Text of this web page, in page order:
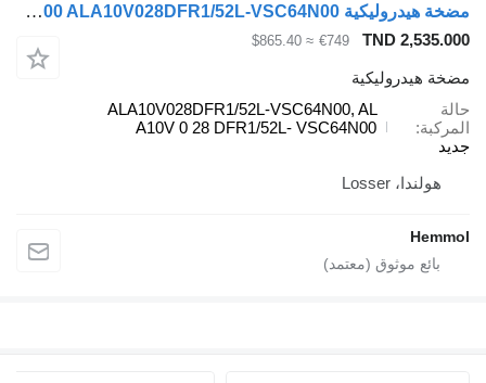
مضخة هيدروليكية Rexroth AL A10V 0 28 DFR1/52L- VSC64N00 ALA10V028DFR1/52L-VSC64N00 لـ الشاحنات
TND 2,535.000
€749
≈ $865.40
مضخة هيدروليكية
حالة
المركبة
جديد
ALA10V028DFR1/52L-VSC64N00, AL
A10V 0 28 DFR1/52L- VSC64N00
هولندا، Losser
Hemmol